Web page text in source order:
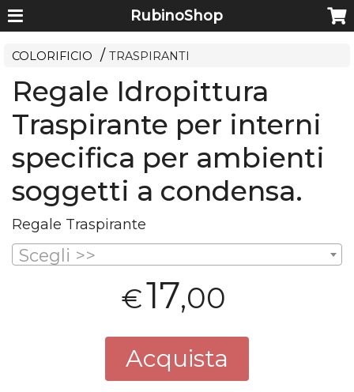
RubinoShop
COLORIFICIO TRASPIRANTI
Regale Idropittura
Traspirante per interni
specifica per ambienti
soggetti a condensa.
Regale Traspirante
Scegli >>
€17,00
Acquista